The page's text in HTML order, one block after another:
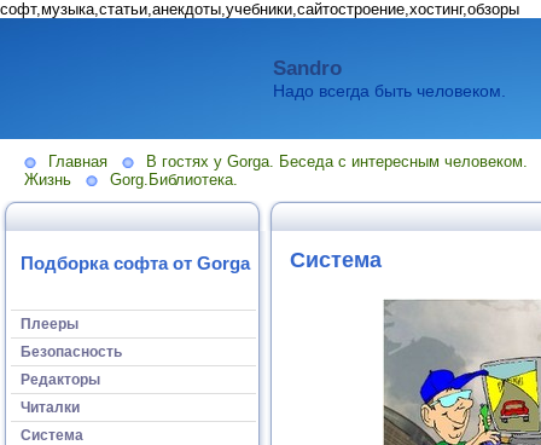
софт,музыка,статьи,анекдоты,учебники,сайтостроение,хостинг,обзоры
Sandro
Надо всегда быть человеком.
Главная В гостях у Gorga. Беседа с интересным человеком.
Жизнь
Gorg.Библиотека.
Подборка софта от Gorga
Плееры
Безопасность
Редакторы
Читалки
Система
Система